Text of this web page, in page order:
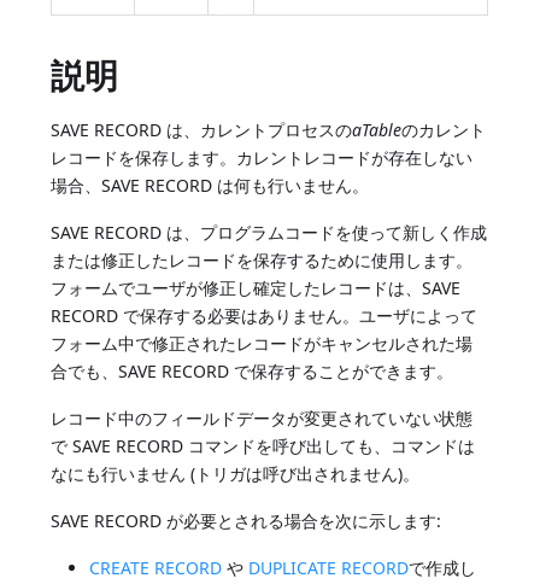
説明
SAVE RECORD は、カレントプロセスのaTableのカレント
レコードを保存します。カレントレコードが存在しない
場合、SAVE RECORD は何も行いません。
SAVE RECORD は、プログラムコードを使って新しく作成
または修正したレコードを保存するために使用します。
フォームでユーザが修正し確定したレコードは、SAVE
RECORD で保存する必要はありません。ユーザによって
フォーム中で修正されたレコードがキャンセルされた場
合でも、SAVE RECORD で保存することができます。
レコード中のフィールドデータが変更されていない状態
で SAVE RECORD コマンドを呼び出しても、コマンドは
なにも行いません (トリガは呼び出されません)。
SAVE RECORD が必要とされる場合を次に示します:
CREATE RECORD や DUPLICATE RECORDで作成し